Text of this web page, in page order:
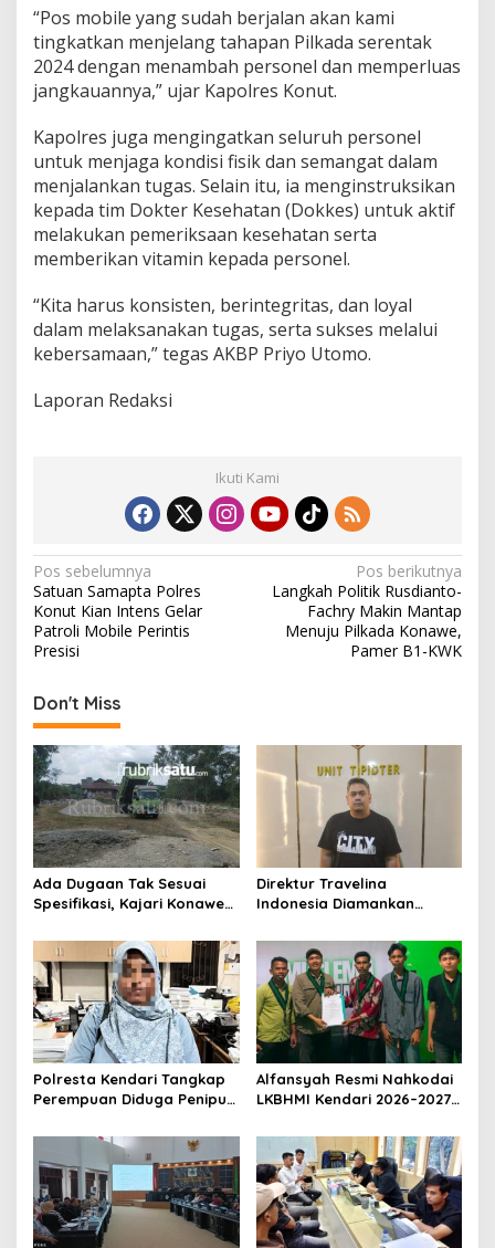
“Pos mobile yang sudah berjalan akan kami
tingkatkan menjelang tahapan Pilkada serentak
2024 dengan menambah personel dan memperluas
jangkauannya,” ujar Kapolres Konut.
Kapolres juga mengingatkan seluruh personel
untuk menjaga kondisi fisik dan semangat dalam
menjalankan tugas. Selain itu, ia menginstruksikan
kepada tim Dokter Kesehatan (Dokkes) untuk aktif
melakukan pemeriksaan kesehatan serta
memberikan vitamin kepada personel.
“Kita harus konsisten, berintegritas, dan loyal
dalam melaksanakan tugas, serta sukses melalui
kebersamaan,” tegas AKBP Priyo Utomo.
Laporan Redaksi
Ikuti Kami
N
a
v
g
a
s
i
p
o
s
Pos sebelumnya
Satuan Samapta Polres
Konut Kian Intens Gelar
Patroli Mobile Perintis
Presisi
Pos berikutnya
Langkah Politik Rusdianto-
Fachry Makin Mantap
Menuju Pilkada Konawe,
Pamer B1-KWK
Don't Miss
Ada Dugaan Tak Sesuai
Spesifikasi, Kajari Konawe
Rupbasan Rp1,9 Miliar
Dihentikan
Direktur Travelina
Indonesia Diamankan
Penelantaran Jemaah
Umrah Masuk Babak Baru
Polresta Kendari Tangkap
Perempuan Diduga Penipu
Rp588,1 Juta
Alfansyah Resmi Nahkodai
LKBHMI Kendari 2026–2027,
Hukum